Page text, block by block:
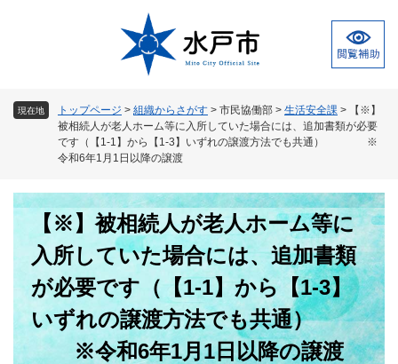
現在地 トップページ > 組織からさがす > 市民協働部 > 生活安全課 >
【※】
被相続人が老人ホーム等に入所していた場合には、追加書類が必要
です（【1-1】から【1-3】いずれの譲渡方法でも共通） ※
令和6年1月1日以降の譲渡
本
【※】被相続人が老人ホーム等に
入所していた場合には、追加書類
が必要です（【1-1】から【1-3】
いずれの譲渡方法でも共通）
※令和6年1月1日以降の譲渡